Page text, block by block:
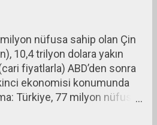
nüfusa sahip olan Çin
10,4 trilyon dolara yakın
fiyatlarla) ABD’den sonra
ekonomisi konumunda
Türkiye, 77 milyon nüfus